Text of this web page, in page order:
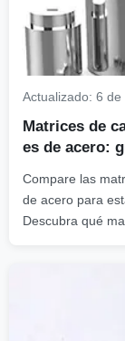
Actualizado: 6 de
Matrices de
es de acero:
Compare las
de acero para
Descubra qué